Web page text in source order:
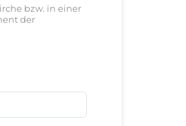
bzw. in einer
der